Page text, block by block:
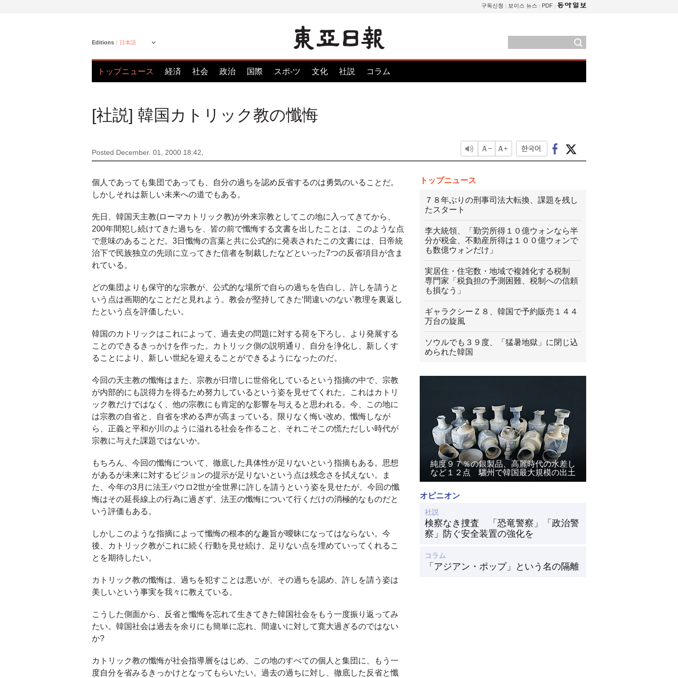
구독신청 보이스 뉴스 PDF
Editions 日本語
トップニュース 経済 社会 政治 国際 スポ-ツ 文化 社説 コラム
[社説] 韓国カトリック教の懺悔
Posted December. 01, 2000 18:42,
個人であっても集団であっても、自分の過ちを認め反省するのは勇気のいることだ。
しかしそれは新しい未来への道でもある。
先日、韓国天主教(ローマカトリック教)が外来宗教としてこの地に入ってきてから、
200年間犯し続けてきた過ちを、皆の前で懺悔する文書を出したことは、このような点
で意味のあることだ。3日懺悔の言葉と共に公式的に発表されたこの文書には、日帝統
治下で民族独立の先頭に立ってきた信者を制裁したなどといった7つの反省項目が含ま
れている。
どの集団よりも保守的な宗教が、公式的な場所で自らの過ちを告白し、許しを請うと
いう点は画期的なことだと見れよう。教会が堅持してきた‘間違いのない’教理を裏返し
たという点を評価したい。
韓国のカトリックはこれによって、過去史の問題に対する荷を下ろし、より発展する
ことのできるきっかけを作った。カトリック側の説明通り、自分を浄化し、新しくす
ることにより、新しい世紀を迎えることができるようになったのだ。
今回の天主教の懺悔はまた、宗教が日増しに世俗化しているという指摘の中で、宗教
が内部的にも説得力を得るため努力しているという姿を見せてくれた。これはカトリ
ック教だけではなく、他の宗教にも肯定的な影響を与えると思われる。今、この地に
は宗教の自省と、自省を求める声が高まっている。限りなく悔い改め、懺悔しなが
ら、正義と平和が川のように溢れる社会を作ること、それこそこの慌ただしい時代が
宗教に与えた課題ではないか。
もちろん、今回の懺悔について、徹底した具体性が足りないという指摘もある。思想
があるが未来に対するビジョンの提示が足りないという点は残念さを拭えない。ま
た、今年の3月に法王パウロ2世が全世界に許しを請うという姿を見せたが、今回の懺
悔はその延長線上の行為に過ぎず、法王の懺悔について行くだけの消極的なものだと
いう評価もある。
しかしこのような指摘によって懺悔の根本的な趣旨が曖昧になってはならない。今
後、カトリック教がこれに続く行動を見せ続け、足りない点を埋めていってくれるこ
とを期待したい。
カトリック教の懺悔は、過ちを犯すことは悪いが、その過ちを認め、許しを請う姿は
美しいという事実を我々に教えている。
こうした側面から、反省と懺悔を忘れて生きてきた韓国社会をもう一度振り返ってみ
たい。韓国社会は過去を余りにも簡単に忘れ、間違いに対して寛大過ぎるのではない
か?
カトリック教の懺悔が社会指導層をはじめ、この地のすべての個人と集団に、もう一
度自分を省みるきっかけとなってもらいたい。過去の過ちに対し、徹底した反省と懺
トップニュース
７８年ぶりの刑事司法大転換、課題を残し
たスタート
李大統領、「勤労所得１０億ウォンなら半
分が税金、不動産所得は１００億ウォンで
も数億ウォンだけ」
実居住・住宅数・地域で複雑化する税制
専門家「税負担の予測困難、税制への信頼
も損なう」
ギャラクシーＺ８、韓国で予約販売１４４
万台の旋風
ソウルでも３９度、「猛暑地獄」に閉じ込
められた韓国
純度９７％の銀製品、高麗時代の水差し
など１２点 驪州で韓国最大規模の出土
オピニオン
社説
検察なき捜査 「恐竜警察」「政治警
察」防ぐ安全装置の強化を
コラム
「アジアン・ポップ」という名の隔離